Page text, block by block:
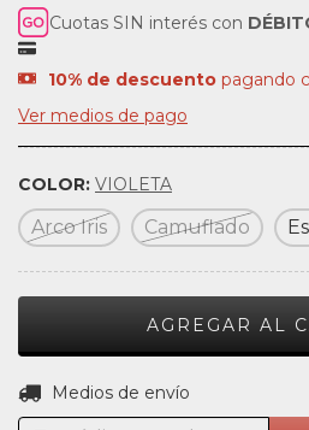
Cuotas SIN interés con
10% de descuento pagando
Ver medios de pago
COLOR: VIOLETA
Arco Iris Camuflado
Entregas para el CP:
Medios de envío